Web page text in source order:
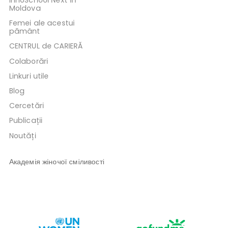
Moldova
Femei ale acestui
pământ
CENTRUL de CARIERĂ
Colaborări
Linkuri utile
Blog
Cercetări
Publicații
Noutăți
Академія жіночої сміливості